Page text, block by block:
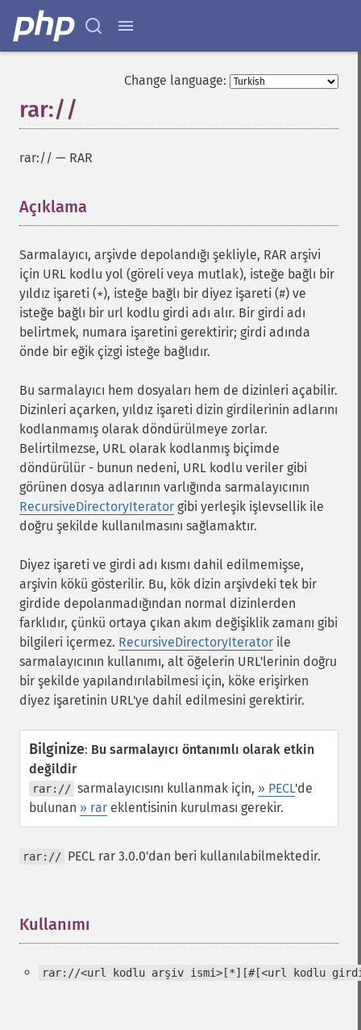
Change language:
rar://
rar:// — RAR
Açıklama
Sarmalayıcı, arşivde depolandığı şekliyle, RAR arşivi
için URL kodlu yol (göreli veya mutlak), isteğe bağlı bir
yıldız işareti (*), isteğe bağlı bir diyez işareti (#) ve
isteğe bağlı bir url kodlu girdi adı alır. Bir girdi adı
belirtmek, numara işaretini gerektirir; girdi adında
önde bir eğik çizgi isteğe bağlıdır.
Bu sarmalayıcı hem dosyaları hem de dizinleri açabilir.
Dizinleri açarken, yıldız işareti dizin girdilerinin adlarını
kodlanmamış olarak döndürülmeye zorlar.
Belirtilmezse, URL olarak kodlanmış biçimde
döndürülür - bunun nedeni, URL kodlu veriler gibi
görünen dosya adlarının varlığında sarmalayıcının
RecursiveDirectoryIterator gibi yerleşik işlevsellik ile
doğru şekilde kullanılmasını sağlamaktır.
Diyez işareti ve girdi adı kısmı dahil edilmemişse,
arşivin kökü gösterilir. Bu, kök dizin arşivdeki tek bir
girdide depolanmadığından normal dizinlerden
farklıdır, çünkü ortaya çıkan akım değişiklik zamanı gibi
bilgileri içermez. RecursiveDirectoryIterator ile
sarmalayıcının kullanımı, alt öğelerin URL'lerinin doğru
bir şekilde yapılandırılabilmesi için, köke erişirken
diyez işaretinin URL'ye dahil edilmesini gerektirir.
Bilginize: Bu sarmalayıcı öntanımlı olarak etkin
değildir
rar:// sarmalayıcısını kullanmak için, » PECL'de
bulunan » rar eklentisinin kurulması gerekir.
rar:// PECL rar 3.0.0'dan beri kullanılabilmektedir.
Kullanımı
rar://<url kodlu arşiv ismi>[*][#[<url kodlu